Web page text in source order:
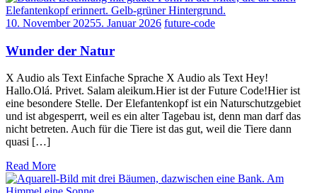
10. November 20255. Januar 2026 future-code
Wunder der Natur
X Audio als Text Einfache Sprache X Audio als Text Hey!
Hallo.Olá. Privet. Salam aleikum.Hier ist der Future Code!Hier ist
eine besondere Stelle. Der Elefantenkopf ist ein Naturschutzgebiet
und ist abgesperrt, weil es ein alter Tagebau ist, denn man darf das
nicht betreten. Auch für die Tiere ist das gut, weil die Tiere dann
quasi […]
Read More